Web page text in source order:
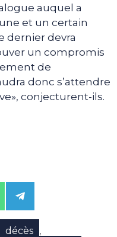
auquel a
et un certain
dernier devra
un compromis
de
donc s’attendre
conjecturent-ils.
Share
on
Telegram
décès ,